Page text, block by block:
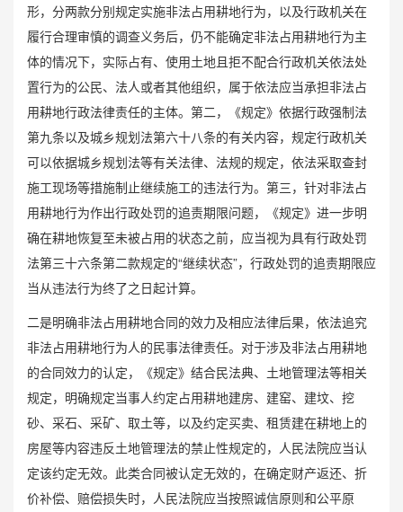
形，分两款分别规定实施非法占用耕地行为，以及行政机关在
履行合理审慎的调查义务后，仍不能确定非法占用耕地行为主
体的情况下，实际占有、使用土地且拒不配合行政机关依法处
置行为的公民、法人或者其他组织，属于依法应当承担非法占
用耕地行政法律责任的主体。第二，《规定》依据行政强制法
第九条以及城乡规划法第六十八条的有关内容，规定行政机关
可以依据城乡规划法等有关法律、法规的规定，依法采取查封
施工现场等措施制止继续施工的违法行为。第三，针对非法占
用耕地行为作出行政处罚的追责期限问题，《规定》进一步明
确在耕地恢复至未被占用的状态之前，应当视为具有行政处罚
法第三十六条第二款规定的“继续状态”，行政处罚的追责期限应
当从违法行为终了之日起计算。
二是明确非法占用耕地合同的效力及相应法律后果，依法追究
非法占用耕地行为人的民事法律责任。对于涉及非法占用耕地
的合同效力的认定，《规定》结合民法典、土地管理法等相关
规定，明确规定当事人约定占用耕地建房、建窑、建坟、挖
砂、采石、采矿、取土等，以及约定买卖、租赁建在耕地上的
房屋等内容违反土地管理法的禁止性规定的，人民法院应当认
定该约定无效。此类合同被认定无效的，在确定财产返还、折
价补偿、赔偿损失时，人民法院应当按照诚信原则和公平原